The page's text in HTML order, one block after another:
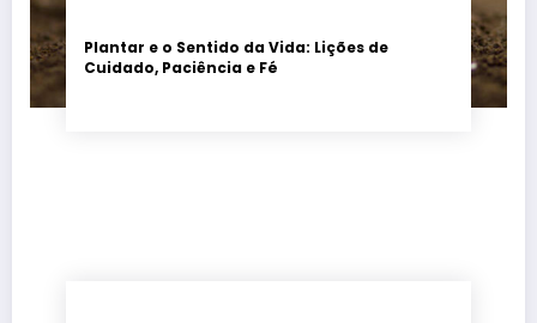
Plantar e o Sentido da Vida: Lições de
Cuidado, Paciência e Fé